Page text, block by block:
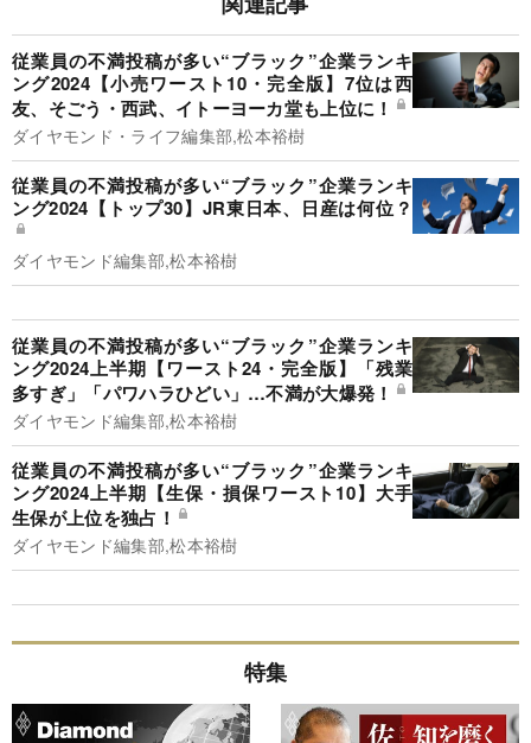
従業員の不満投稿が多い“ブラック”企業ランキ
ング2024【小売ワースト10・完全版】7位は西
友、そごう・西武、イトーヨーカ堂も上位に！
ダイヤモンド・ライフ編集部,松本裕樹
従業員の不満投稿が多い“ブラック”企業ランキ
ング2024【トップ30】JR東日本、日産は何位？
ダイヤモンド編集部,松本裕樹
従業員の不満投稿が多い“ブラック”企業ランキ
ング2024上半期【ワースト24・完全版】「残業
多すぎ」「パワハラひどい」…不満が大爆発！
ダイヤモンド編集部,松本裕樹
従業員の不満投稿が多い“ブラック”企業ランキ
ング2024上半期【生保・損保ワースト10】大手
生保が上位を独占！
ダイヤモンド編集部,松本裕樹
特集